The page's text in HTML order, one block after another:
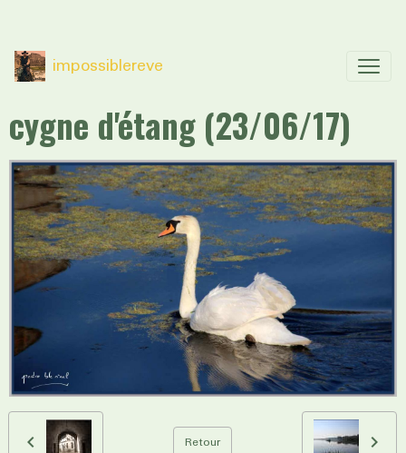
impossiblereve
cygne d'étang (23/06/17)
Retour